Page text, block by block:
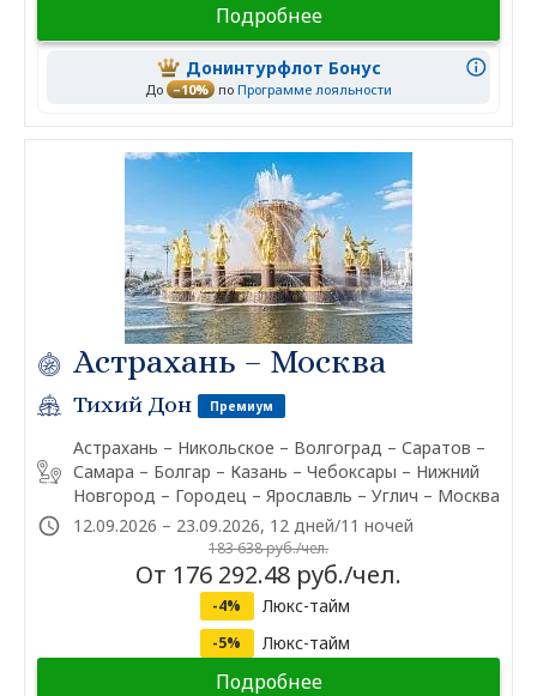
Подробнее
Донинтурфлот Бонус
До –10% по Программе лояльности
Астрахань – Москва
Тихий Дон Премиум
Астрахань – Никольское – Волгоград – Саратов –
Самара – Болгар – Казань – Чебоксары – Нижний
Новгород – Городец – Ярославль – Углич – Москва
12.09.2026 – 23.09.2026, 12 дней/11 ночей
183 638 руб./чел.
От 176 292.48 руб./чел.
-4% Люкс-тайм
-5% Люкс-тайм
Подробнее